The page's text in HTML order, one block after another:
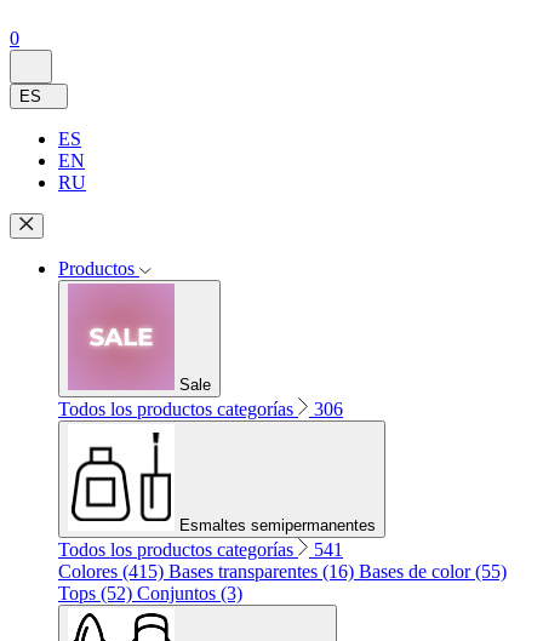
0
ES
ES
EN
RU
Productos
Sale
Todos los productos categorías 306
Esmaltes semipermanentes
Todos los productos categorías
541
Colores (415) Bases transparentes (16) Bases de color (55)
Tops (52) Conjuntos (3)